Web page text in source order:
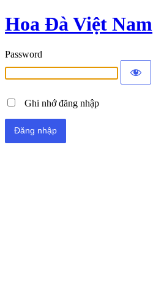
Hoa Đà Việt Nam
Password
Ghi nhớ đăng nhập